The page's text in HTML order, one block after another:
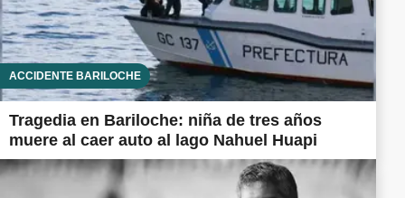
ACCIDENTE BARILOCHE
Tragedia en Bariloche: niña de tres años
muere al caer auto al lago Nahuel Huapi